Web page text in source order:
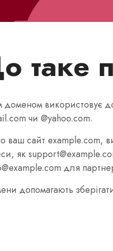
таке
використовує
чи @yahoo.com.
сайт example.com,
як
для
допомагають